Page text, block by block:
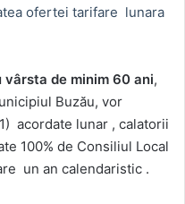
ofertei tarifare lunara
de minim 60 ani,
Buzău, vor
acordate lunar , calatorii
100% de Consiliul Local
un an calendaristic .